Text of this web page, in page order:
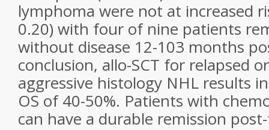
lymphoma were not at increased
0.20) with four of nine patients
without disease 12-103 months
conclusion, allo-SCT for relapsed
aggressive histology NHL results
OS of 40-50%. Patients with
can have a durable remission